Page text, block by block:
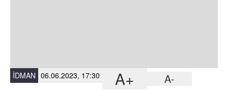
İDMAN 06.06.2023, 17:30 A+ A-